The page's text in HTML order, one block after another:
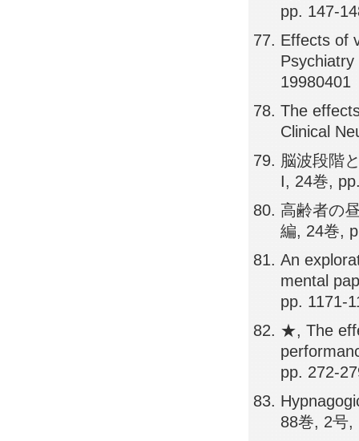
pp. 147-
Effects of
19980401
The
Clinical
脳波段階
I, 24巻,
高齢者の
編, 24巻,
An
mental
pp. 1171-
★, The
pp. 272-
88巻, 2号,